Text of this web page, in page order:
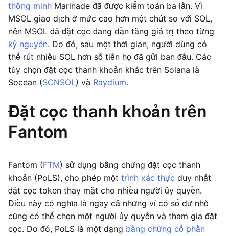
thông minh Marinade đã được kiểm toán ba lần. Vì
MSOL giao dịch ở mức cao hơn một chút so với SOL,
nên MSOL đã đặt cọc đang dần tăng giá trị theo từng
kỷ nguyên. Do đó, sau một thời gian, người dùng có
thể rút nhiều SOL hơn số tiền họ đã gửi ban đầu. Các
tùy chọn đặt cọc thanh khoản khác trên Solana là
Socean (SCNSOL) và Raydium.
Đặt cọc thanh khoản trên
Fantom
Fantom (FTM) sử dụng bằng chứng đặt cọc thanh
khoản (PoLS), cho phép một trình xác thực duy nhất
đặt cọc token thay mặt cho nhiều người ủy quyền.
Điều này có nghĩa là ngay cả những ví có số dư nhỏ
cũng có thể chọn một người ủy quyền và tham gia đặt
cọc. Do đó, PoLS là một dạng bằng chứng cổ phần